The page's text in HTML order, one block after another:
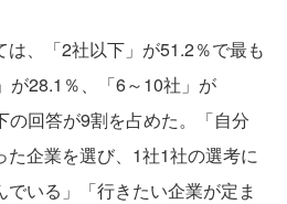
、「2社以下」が51.2％で最も
が28.1％、「6～10社」が
の回答が9割を占めた。「自分
企業を選び、1社1社の選考に
いる」「行きたい企業が定ま